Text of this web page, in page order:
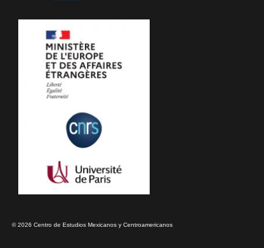
© 2026 Centro de Estudios Mexicanos y Centroamericanos